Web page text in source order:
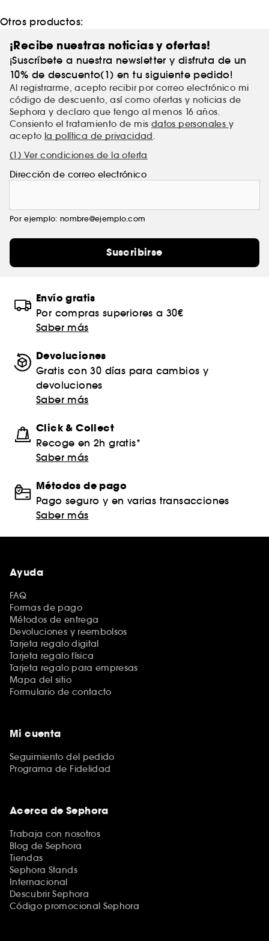
Otros productos:
¡Recibe nuestras noticias y ofertas!
¡Suscríbete a nuestra newsletter y disfruta de un
10% de descuento(1) en tu siguiente pedido!
Al registrarme, acepto recibir por correo electrónico mi
código de descuento, así como ofertas y noticias de
Sephora y declaro que tengo al menos 16 años.
Consiento el tratamiento de mis datos personales y
acepto la política de privacidad.
(1) Ver condiciones de la oferta
Dirección de correo electrónico
Por ejemplo: nombre@ejemplo.com
Suscribirse
Envío gratis
Por compras superiores a 30€
Saber más
Devoluciones
Gratis con 30 días para cambios y
devoluciones
Saber más
Click & Collect
Recoge en 2h gratis*
Saber más
Métodos de pago
Pago seguro y en varias transacciones
Saber más
Ayuda
FAQ
Formas de pago
Métodos de entrega
Devoluciones y reembolsos
Tarjeta regalo digital
Tarjeta regalo física
Tarjeta regalo para empresas
Mapa del sitio
Formulario de contacto
Mi cuenta
Seguimiento del pedido
Programa de Fidelidad
Acerca de Sephora
Trabaja con nosotros
Blog de Sephora
Tiendas
Sephora Stands
Internacional
Descubrir Sephora
Código promocional Sephora